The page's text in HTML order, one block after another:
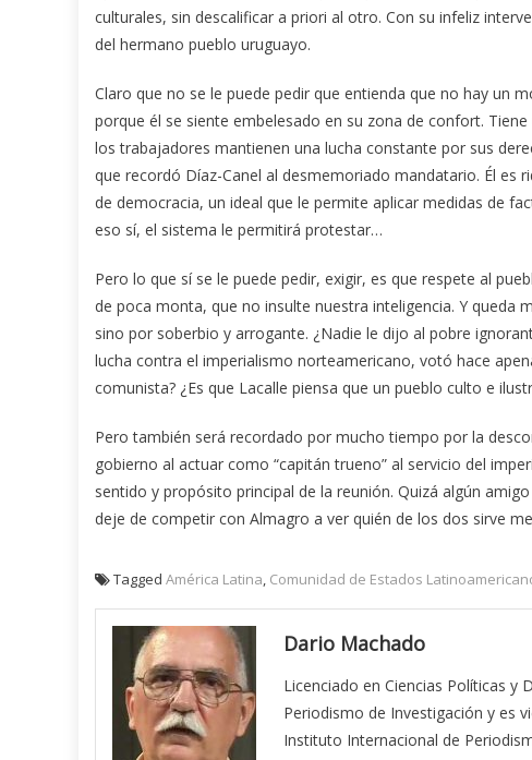
culturales, sin descalificar a priori al otro. Con su infeliz
del hermano pueblo uruguayo.
Claro que no se le puede pedir que entienda que no hay un
porque él se siente embelesado en su zona de confort.
los trabajadores mantienen una lucha constante por sus
que recordó Díaz-Canel al desmemoriado mandatario. Él es
de democracia, un ideal que le permite aplicar medidas de
eso sí, el sistema le permitirá protestar…
Pero lo que sí se le puede pedir, exigir, es que respete al
de poca monta, que no insulte nuestra inteligencia. Y
sino por soberbio y arrogante. ¿Nadie le dijo al pobre
lucha contra el imperialismo norteamericano, votó hace
comunista? ¿Es que Lacalle piensa que un pueblo culto e
Pero también será recordado por mucho tiempo por la
gobierno al actuar como “capitán trueno” al servicio del
sentido y propósito principal de la reunión. Quizá algún
deje de competir con Almagro a ver quién de los dos sirve
Tagged América Latina, Comunidad de Estados
Dario Machado
Licenciado en Ciencias Políticas y
Periodismo de Investigación y es
Instituto Internacional de